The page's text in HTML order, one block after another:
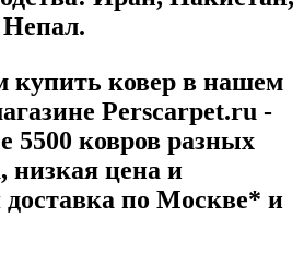
купить ковер в нашем
Perscarpet.ru -
5500 ковров разных
низкая цена и
доставка по Москве* и